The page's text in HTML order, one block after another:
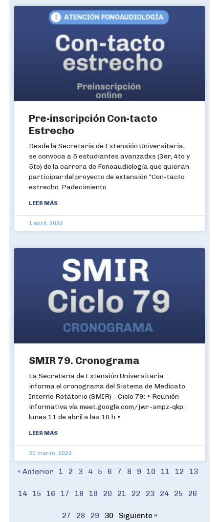
Pre-inscripción Con-tacto
Estrecho
Desde la Secretaría de Extensión Universitaria,
se convoca a 5 estudiantes avanzadxs (3er, 4to y
5to) de la carrera de Fonoaudiología que quieran
participar del proyecto de extensión “Con-tacto
estrecho. Padecimiento
LEER MÁS
1 abril, 2022
SMIR 79. Cronograma
La Secretaría de Extensión Universitaria
informa el cronograma del Sistema de Medicato
Interno Rotatorio (SMIR) – Ciclo 79: • Reunión
informativa vía meet.google.com/jwr-smpz-qkp:
lunes 11 de abril a las 10 h.•
LEER MÁS
30 marzo, 2022
« Anterior 1 2 3 4 5 6 7 8 9 10 11 12 13
14 15 16 17 18 19 20 21 22 23 24 25 26
27 28 29 30 Siguiente »